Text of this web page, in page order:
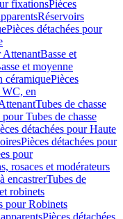
fixationsPièces
Réservoirs
Pièces détachées pour
AttenantBasse et
et moyenne
céramiquePièces
WC, en
Tubes de chasse
pour Tubes de chasse
détachées pour Haute
Pièces détachées pour
pour
rosaces et modérateurs
encastrerTubes de
robinets
pour Robinets
Pièces détachées